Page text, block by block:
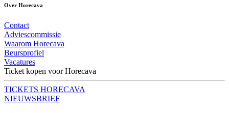
Over Horecava
Contact
Adviescommissie
Waarom Horecava
Beursprofiel
Vacatures
Ticket kopen voor Horecava
TICKETS HORECAVA
NIEUWSBRIEF